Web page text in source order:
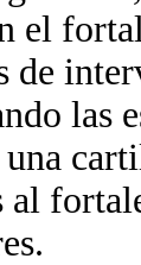
el
de
las
al